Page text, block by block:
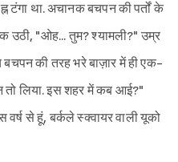
टंगा था. अचानक बचपन की पर्तों के
उठी, "ओह... तुम? श्यामली?" उम्र
बचपन की तरह भरे बाज़ार में ही एक-
लिया. इस शहर में कब आई?"
से हूं, बर्कले स्क्वायर वाली यूको